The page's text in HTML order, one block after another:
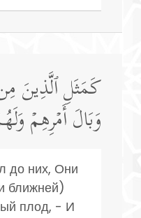
كَمَثَلِ ٱلَّذِینَ مِن
وَبَالَ أَمۡرِهِمۡ
до них, Они
ближней)
плод, - И